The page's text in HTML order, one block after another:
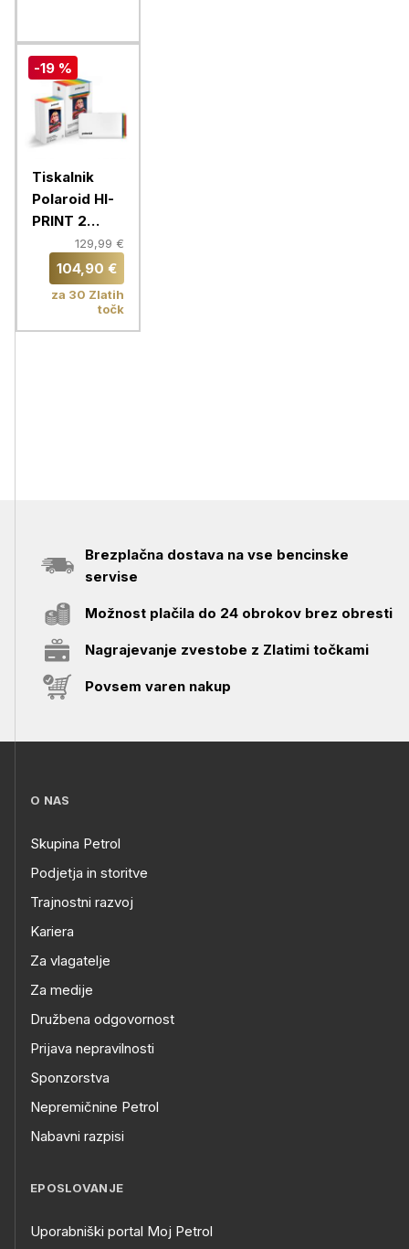
-19 %
Tiskalnik
Polaroid HI-
PRINT 2
Everything
Box, bela
129,99 €
104,90 €
za 30 Zlatih
točk
Brezplačna dostava na vse bencinske
servise
Možnost plačila do 24 obrokov brez obresti
Nagrajevanje zvestobe z Zlatimi točkami
Povsem varen nakup
O NAS
Skupina Petrol
Podjetja in storitve
Trajnostni razvoj
Kariera
Za vlagatelje
Za medije
Družbena odgovornost
Prijava nepravilnosti
Sponzorstva
Nepremičnine Petrol
Nabavni razpisi
EPOSLOVANJE
Uporabniški portal Moj Petrol